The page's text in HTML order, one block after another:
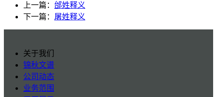
上一篇： 邰姓释义
下一篇： 屠姓释义
关于我们
锦秋文谱
公司动态
业务范围